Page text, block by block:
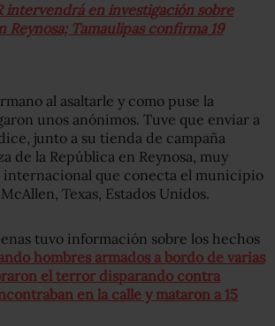
intervendrá en investigación sobre
Tamaulipas confirma 19
al asaltarle y como puse la
unos anónimos. Tuve que enviar a
junto a su tienda de campaña
de la República en Reynosa, muy
que conecta el municipio
Texas, Estados Unidos.
tuvo información sobre los hechos
hombres armados a bordo de varias
el terror disparando contra
en la calle y mataron a 15